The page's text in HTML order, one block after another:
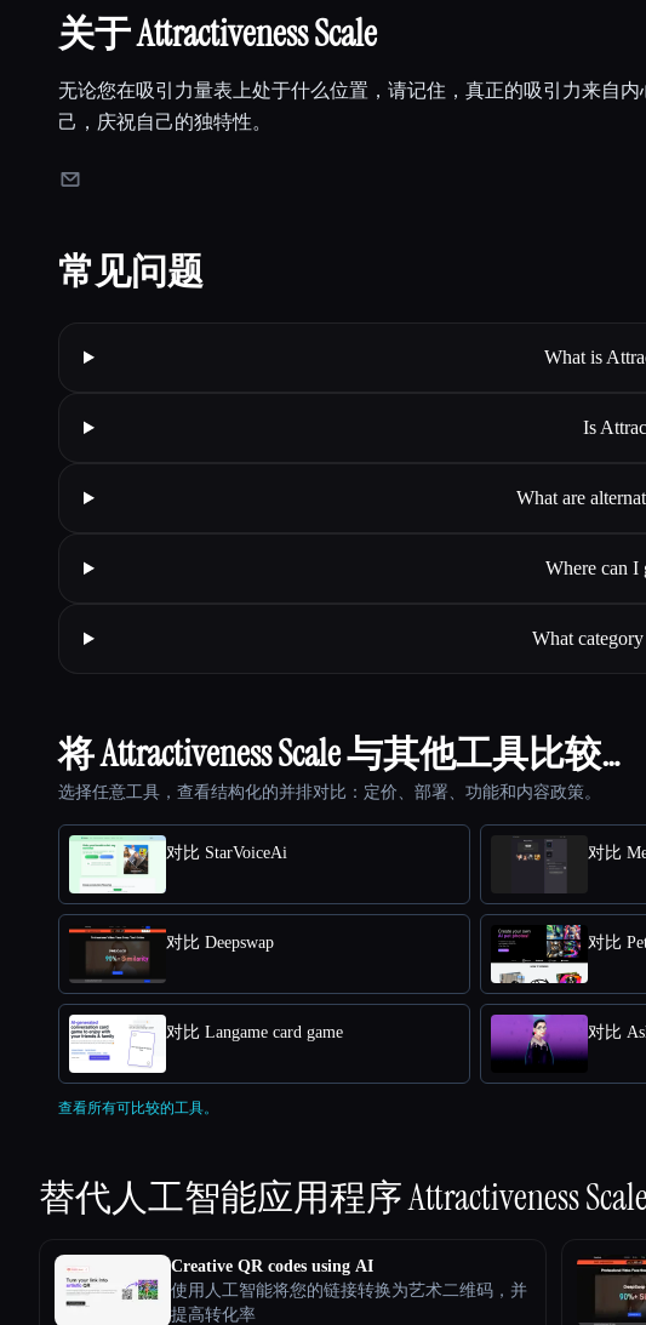
关于 Attractiveness Scale
无论您在吸引力量表上处于什么位置，请记住，真正的吸引力来自内
己，庆祝自己的独特性。
常见问题
What is
Is
What are
Where can I
What
将 Attractiveness Scale 与其他工具比较…
选择任意工具，查看结构化的并排对比：定价、部署、功能和内容政策。
对比 StarVoiceAi 对比
对比 Deepswap 对比
对比 Langame card game 对比
查看所有可比较的工具。
替代人工智能应用程序Attractiveness Scale
Creative QR codes using AI
使用人工智能将您的链接转换为艺术二维码，并
提高转化率